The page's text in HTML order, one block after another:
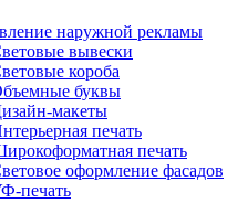
наружной рекламы
вывески
короба
буквы
макеты
печать
печать
оформление фасадов
печать